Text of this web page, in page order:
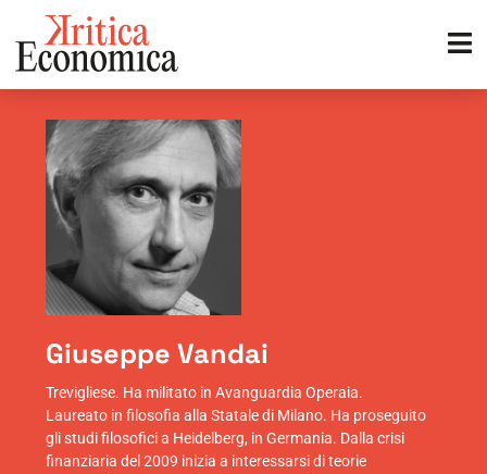
Giuseppe Vandai
Trevigliese. Ha militato in Avanguardia Operaia.
Laureato in filosofia alla Statale di Milano. Ha proseguito
gli studi filosofici a Heidelberg, in Germania. Dalla crisi
finanziaria del 2009 inizia a interessarsi di teorie